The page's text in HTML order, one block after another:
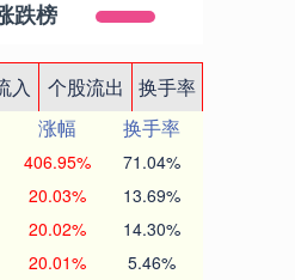
跌榜
入 个股流出
换手率
涨幅
换手率
406.95% 71.04%
20.03% 13.69%
20.02% 14.30%
20.01% 5.46%